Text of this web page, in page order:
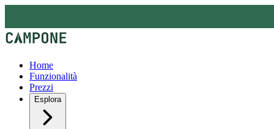
Home
Funzionalità
Prezzi
Esplora